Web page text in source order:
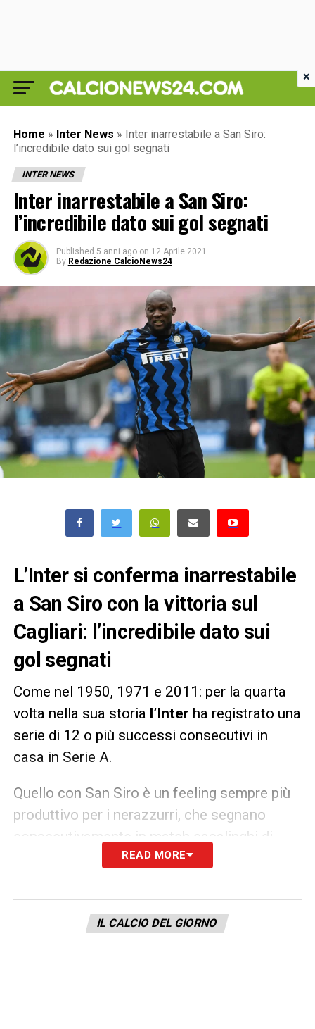
Home » Inter News » Inter inarrestabile a San Siro:
l’incredibile dato sui gol segnati
INTER NEWS
Inter inarrestabile a San Siro:
l’incredibile dato sui gol segnati
Published 5 anni ago on 12 Aprile 2021
By Redazione CalcioNews24
L’Inter si conferma inarrestabile
a San Siro con la vittoria sul
Cagliari: l’incredibile dato sui
gol segnati
Come nel 1950, 1971 e 2011: per la quarta
volta nella sua storia l’Inter ha registrato una
serie di 12 o più successi consecutivi in
casa in Serie A.
Quello con San Siro è un feeling sempre più
produttivo per i nerazzurri, che segnano
consecutivamente in match casalinghi di
campionato dal 22 luglio scorso contro la
nerazzurri segnano al “Meazza” da16
partite di fila, totale di 41 marcature.
READ MORE
IL CALCIO DEL GIORNO
×